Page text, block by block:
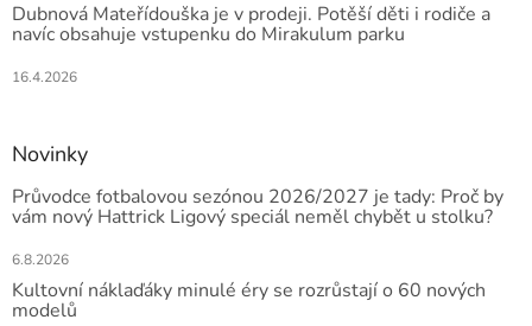
Dubnová Mateřídouška je v prodeji. Potěší děti i rodiče a
navíc obsahuje vstupenku do Mirakulum parku
16.4.2026
Novinky
Průvodce fotbalovou sezónou 2026/2027 je tady: Proč by
vám nový Hattrick Ligový speciál neměl chybět u stolku?
6.8.2026
Kultovní náklaďáky minulé éry se rozrůstají o 60 nových
modelů